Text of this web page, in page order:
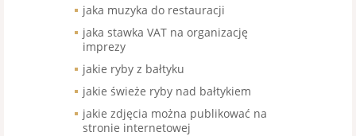
jaka muzyka do restauracji
jaka stawka VAT na organizację
imprezy
jakie ryby z bałtyku
jakie świeże ryby nad bałtykiem
jakie zdjęcia można publikować na
stronie internetowej